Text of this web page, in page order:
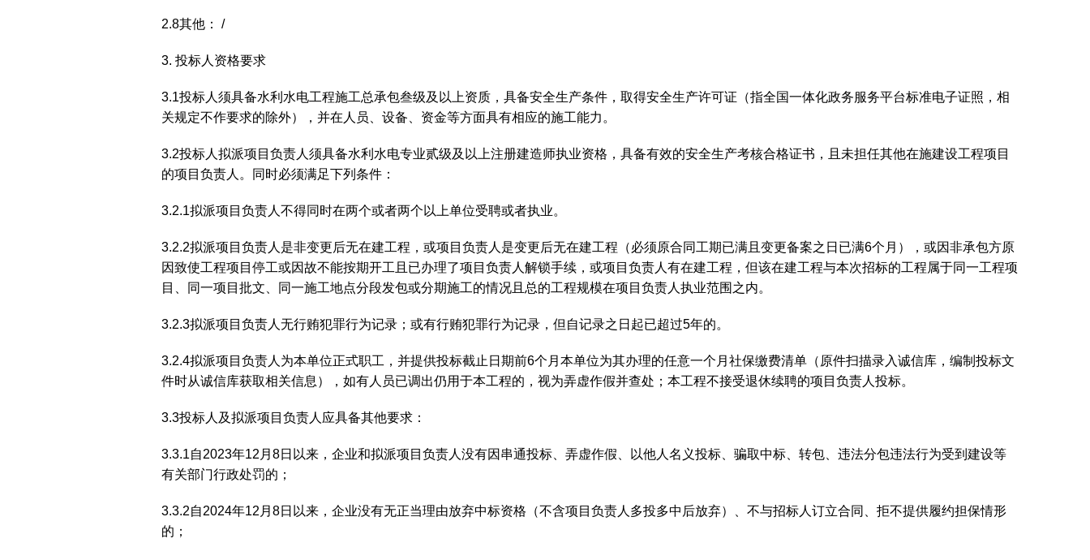
2.8其他： /
3. 投标人资格要求
3.1投标人须具备水利水电工程施工总承包叁级及以上资质，具备安全生产条件，取得安全生产许可证（指全国一体化政务服务平台标准电子证照，相
关规定不作要求的除外），并在人员、设备、资金等方面具有相应的施工能力。
3.2投标人拟派项目负责人须具备水利水电专业贰级及以上注册建造师执业资格，具备有效的安全生产考核合格证书，且未担任其他在施建设工程项目
的项目负责人。同时必须满足下列条件：
3.2.1拟派项目负责人不得同时在两个或者两个以上单位受聘或者执业。
3.2.2拟派项目负责人是非变更后无在建工程，或项目负责人是变更后无在建工程（必须原合同工期已满且变更备案之日已满6个月），或因非承包方原
因致使工程项目停工或因故不能按期开工且已办理了项目负责人解锁手续，或项目负责人有在建工程，但该在建工程与本次招标的工程属于同一工程项
目、同一项目批文、同一施工地点分段发包或分期施工的情况且总的工程规模在项目负责人执业范围之内。
3.2.3拟派项目负责人无行贿犯罪行为记录；或有行贿犯罪行为记录，但自记录之日起已超过5年的。
3.2.4拟派项目负责人为本单位正式职工，并提供投标截止日期前6个月本单位为其办理的任意一个月社保缴费清单（原件扫描录入诚信库，编制投标文
件时从诚信库获取相关信息），如有人员已调出仍用于本工程的，视为弄虚作假并查处；本工程不接受退休续聘的项目负责人投标。
3.3投标人及拟派项目负责人应具备其他要求：
3.3.1自2023年12月8日以来，企业和拟派项目负责人没有因串通投标、弄虚作假、以他人名义投标、骗取中标、转包、违法分包违法行为受到建设等
有关部门行政处罚的；
3.3.2自2024年12月8日以来，企业没有无正当理由放弃中标资格（不含项目负责人多投多中后放弃）、不与招标人订立合同、拒不提供履约担保情形
的；